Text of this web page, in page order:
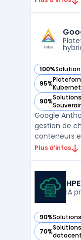
flexibilité du
et la
100%
— voir
95%
— voir
90%
— voir
Google
gestion de
conteneurs
solution
Plus d’infos
IA
90%
— voir HPE
70%
— voir HPE